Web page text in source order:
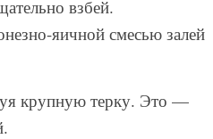
взбей.
яичной смесью залей
крупную терку. Это —